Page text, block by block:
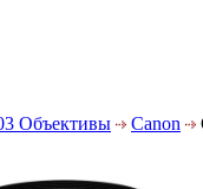
Объективы Canon